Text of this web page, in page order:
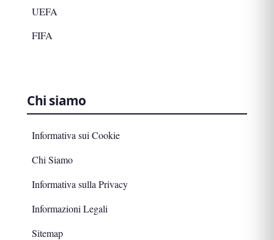
UEFA
FIFA
Chi siamo
Informativa sui Cookie
Chi Siamo
Informativa sulla Privacy
Informazioni Legali
Sitemap